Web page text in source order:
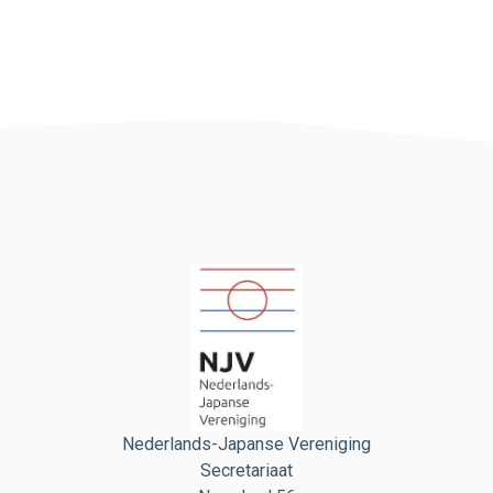
Nederlands-Japanse Vereniging
Secretariaat